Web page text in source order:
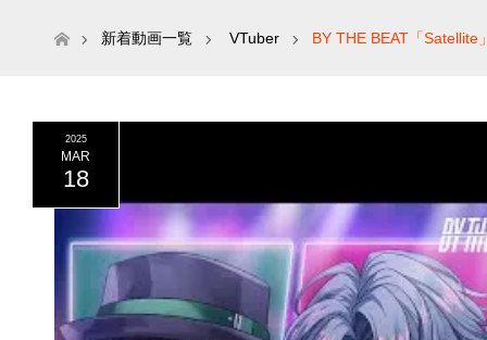
ホーム新着動画一覧 VTuber BY THE BEAT「Satellite
2025
MAR
18